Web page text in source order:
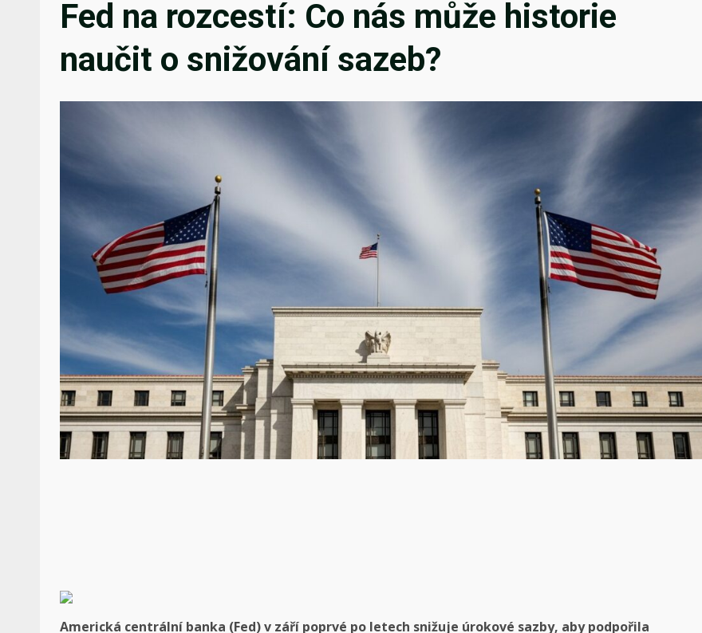
Fed na rozcestí: Co nás může historie
naučit o snižování sazeb?
Americká centrální banka (Fed) v září poprvé po letech snižuje úrokové sazby, aby podpořila